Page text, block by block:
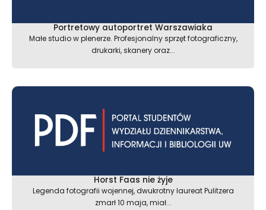
Portretowy autoportret Warszawiaka
Małe studio w plenerze. Profesjonalny sprzęt fotograficzny,
drukarki, skanery oraz...
Horst Faas nie żyje
Legenda fotografii wojennej, dwukrotny laureat Pulitzera
zmarł 10 maja, miał...